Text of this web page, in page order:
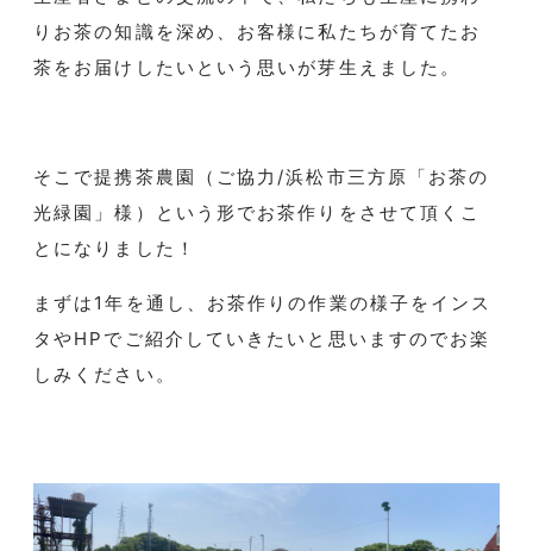
りお茶の知識を深め、お客様に私たちが育てたお
茶をお届けしたいという思いが芽生えました。
そこで提携茶農園（ご協力/浜松市三方原「お茶の
光緑園」様）という形でお茶作りをさせて頂くこ
とになりました！
まずは1年を通し、お茶作りの作業の様子をインス
タやHPでご紹介していきたいと思いますのでお楽
しみください。